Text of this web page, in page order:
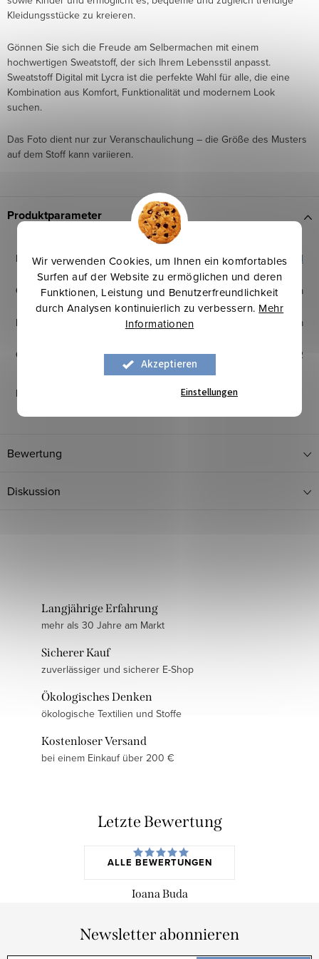
Wir verwenden Cookies, um Ihnen ein komfortables
Surfen auf der Website zu ermöglichen und deren
Funktionen, Leistung und Benutzerfreundlichkeit
durch Analysen kontinuierlich zu verbessern. Mehr
Informationen
Akzeptieren
Einstellungen
Kleidungsstücke zu kreieren.
Gönnen Sie sich die Freude am Selbermachen mit einem
hochwertigen Sweatstoff, der sich Ihrem Lebensstil anpasst.
Sweatstoff Digital mit Lycra ist die perfekte Wahl für alle, die eine
Kombination aus Komfort, Funktionalität und modernem Look
suchen.
Das Foto dient nur zur Veranschaulichung – die Größe des Musters
auf dem Stoff kann variieren.
Produktparameter
Kategorie: Sweat mit Lycra digital
Qualität: 95% Baumwolle \ 5% Lycra
Breite 180 cm
Gewicht 240 g/m2
Pflegehinweise
Bewertung
Diskussion
Langjährige Erfahrung
mehr als 30 Jahre am Markt
Sicherer Kauf
zuverlässiger und sicherer E-Shop
Ökologisches Denken
ökologische Textilien und Stoffe
Kostenloser Versand
bei einem Einkauf über 200 €
Letzte Bewertung
ALLE BEWERTUNGEN
Ioana Buda
Newsletter abonnieren